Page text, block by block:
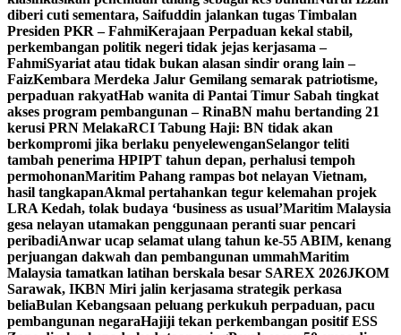
diberi cuti sementara, Saifuddin jalankan tugas Timbalan
Presiden PKR – FahmiKerajaan Perpaduan kekal stabil,
perkembangan politik negeri tidak jejas kerjasama –
FahmiSyariat atau tidak bukan alasan sindir orang lain –
FaizKembara Merdeka Jalur Gemilang semarak patriotisme,
perpaduan rakyatHab wanita di Pantai Timur Sabah tingkat
akses program pembangunan – RinaBN mahu bertanding 21
kerusi PRN MelakaRCI Tabung Haji: BN tidak akan
berkompromi jika berlaku penyelewenganSelangor teliti
tambah penerima HPIPT tahun depan, perhalusi tempoh
permohonanMaritim Pahang rampas bot nelayan Vietnam,
hasil tangkapanAkmal pertahankan tegur kelemahan projek
LRA Kedah, tolak budaya ‘business as usual’Maritim Malaysia
gesa nelayan utamakan penggunaan peranti suar pencari
peribadiAnwar ucap selamat ulang tahun ke-55 ABIM, kenang
perjuangan dakwah dan pembangunan ummahMaritim
Malaysia tamatkan latihan berskala besar SAREX 2026JKOM
Sarawak, IKBN Miri jalin kerjasama strategik perkasa
beliaBulan Kebangsaan peluang perkukuh perpaduan, pacu
pembangunan negaraHajiji tekan perkembangan positif ESS